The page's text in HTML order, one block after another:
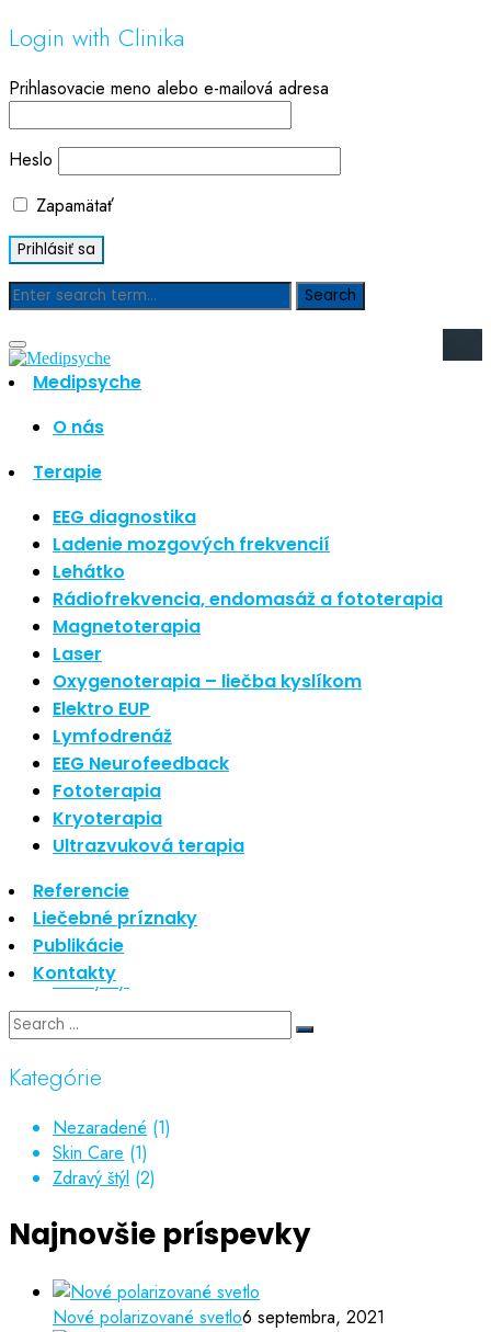
Login with Clinika
Prihlasovacie meno alebo e-mailová adresa
Heslo
Zapamätať
Medipsyche
O nás
Terapie
EEG diagnostika
Ladenie mozgových frekvencií
Lehátko
Rádiofrekvencia, endomasáž a fototerapia
Magnetoterapia
Laser
Oxygenoterapia – liečba kyslíkom
Elektro EUP
Lymfodrenáž
EEG Neurofeedback
Fototerapia
Kryoterapia
Ultrazvuková terapia
Referencie
Liečebné príznaky
Publikácie
Kontakty
Blog
Hľadať
Najnovšie články
Nové polarizované svetlo
So psoriázou netreba žiť
Rozšírenie služieb
Hudba a vývoj mozgu
Najnovšie komentáre
Žiadne komentáre na zobrazenie.
Archív
september 2021
apríl 2021
august 2020
Kategórie
Nezaradené
Skin Care
Zdravý štýl
Kategórie
Nezaradené (1)
Skin Care (1)
Zdravý štýl (2)
Najnovšie príspevky
Nové polarizované svetlo6 septembra, 2021